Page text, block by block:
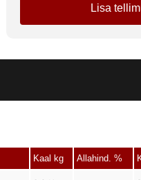
Lisa
Kaal kg Allahind. %